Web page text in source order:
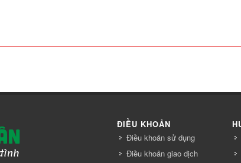
ĐIỀU KHOẢN
Điều khoản sử dụng
Điều khoản giao dịch